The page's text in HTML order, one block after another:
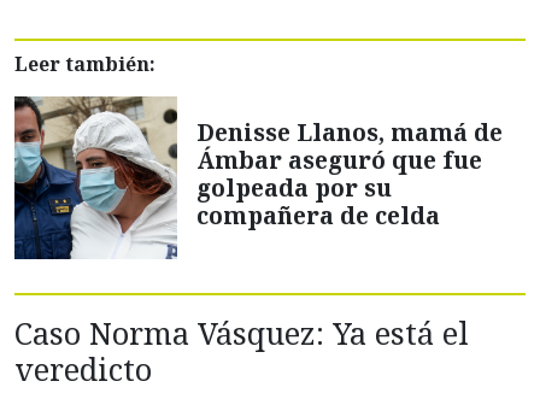
Leer también:
Denisse Llanos, mamá de
Ámbar aseguró que fue
golpeada por su
compañera de celda
Caso Norma Vásquez: Ya está el
veredicto